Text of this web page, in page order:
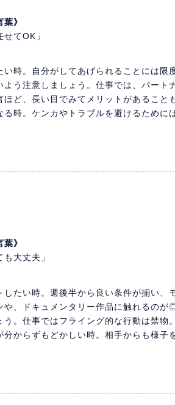
》
せてOK」
い時。自分がしてあげられることには限
よう注意しましょう。仕事では、パート
ど、長い目でみてメリットがあること
る時。ケンカやトラブルを避けるために
》
も大丈夫」
たい時。週後半から良い条件が揃い、
や、ドキュメンタリー作品に触れるのが
。仕事ではフライング的な行動は禁物
分からずもどかしい時。相手からも様子